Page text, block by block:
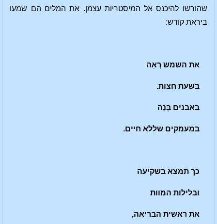
שהורשו להיכנס אל המיסטריות עצמן. את המלים הם שמעו
ביראת קודש:
את השמש רְאֵה
בשעת חצות.
באבנים בְּנֵה
במעמקים שללא חיים.
כך תמצא בשקיעה
ובלילות המוות
את ראשית הבריאה,